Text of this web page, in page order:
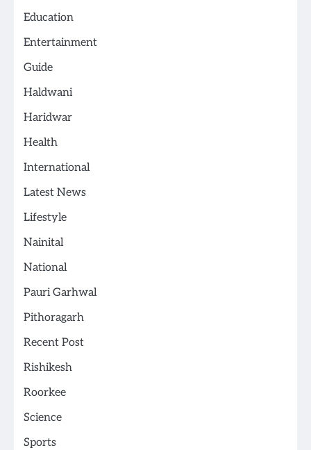
Education
Entertainment
Guide
Haldwani
Haridwar
Health
International
Latest News
Lifestyle
Nainital
National
Pauri Garhwal
Pithoragarh
Recent Post
Rishikesh
Roorkee
Science
Sports